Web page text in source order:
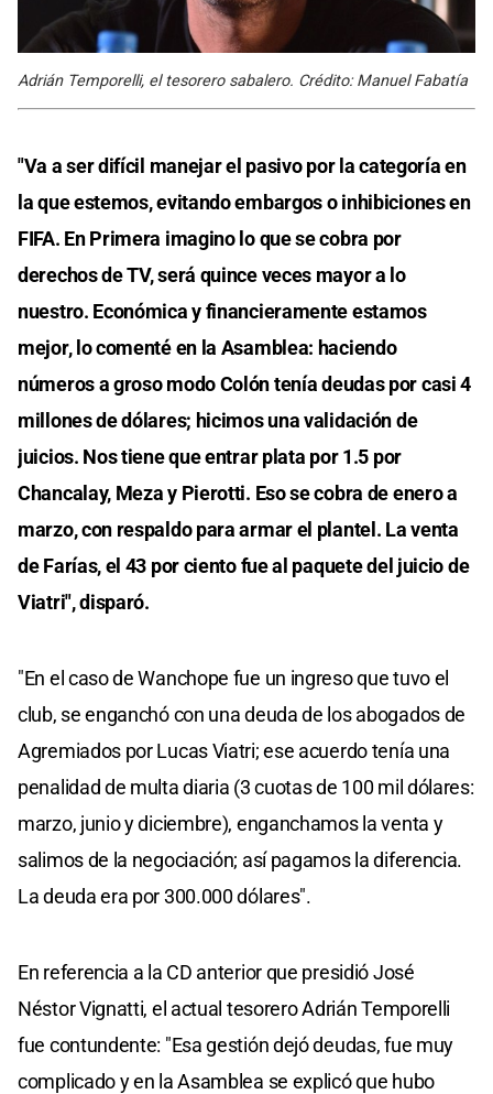
Adrián Temporelli, el tesorero sabalero. Crédito: Manuel Fabatía
"Va a ser difícil manejar el pasivo por la categoría en
la que estemos, evitando embargos o inhibiciones en
FIFA. En Primera imagino lo que se cobra por
derechos de TV, será quince veces mayor a lo
nuestro. Económica y financieramente estamos
mejor, lo comenté en la Asamblea: haciendo
números a groso modo Colón tenía deudas por casi 4
millones de dólares; hicimos una validación de
juicios. Nos tiene que entrar plata por 1.5 por
Chancalay, Meza y Pierotti. Eso se cobra de enero a
marzo, con respaldo para armar el plantel. La venta
de Farías, el 43 por ciento fue al paquete del juicio de
Viatri", disparó.
"En el caso de Wanchope fue un ingreso que tuvo el
club, se enganchó con una deuda de los abogados de
Agremiados por Lucas Viatri; ese acuerdo tenía una
penalidad de multa diaria (3 cuotas de 100 mil dólares:
marzo, junio y diciembre), enganchamos la venta y
salimos de la negociación; así pagamos la diferencia.
La deuda era por 300.000 dólares".
En referencia a la CD anterior que presidió José
Néstor Vignatti, el actual tesorero Adrián Temporelli
fue contundente: "Esa gestión dejó deudas, fue muy
complicado y en la Asamblea se explicó que hubo